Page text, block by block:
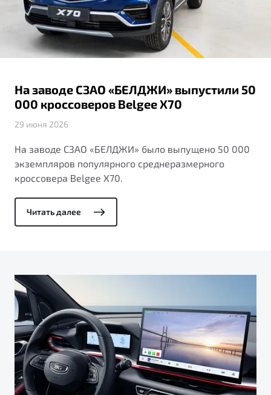
Яркий кроссовер
Обзор В наличии
от 1 699 990 ₽*
Обзор В наличии
X70
Автокредит
Трейд-ин
Страхование
Подробно
Автомобили в наличии
Тест-драйв
Автокредит
ПОДДЕРЖКА
Гарантия Belgee
Belgee Линк
Belgee Плюс
Реферальная программа
Помощь на дорогах
Будьте еще более уверены на дорогах с программой
"Помощь на дорогах"
Преимущества программы
О дилерском центре
Правовая информация
На заводе СЗАО «БЕЛДЖИ» выпустили 50
000 кроссоверов Belgee X70
29 июня 2026
На заводе СЗАО «БЕЛДЖИ» было выпущено 50 000
экземпляров популярного среднеразмерного
кроссовера Belgee X70.
Читать далее